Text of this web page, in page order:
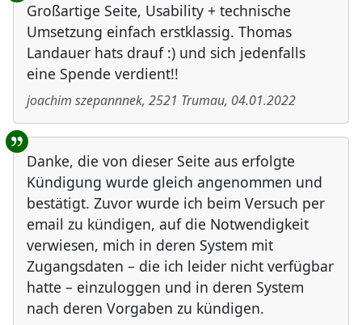
Großartige Seite, Usability + technische
Umsetzung einfach erstklassig. Thomas
Landauer hats drauf :) und sich jedenfalls
eine Spende verdient!!
joachim szepannnek, 2521 Trumau, 04.01.2022
Danke, die von dieser Seite aus erfolgte
Kündigung wurde gleich angenommen und
bestätigt. Zuvor wurde ich beim Versuch per
email zu kündigen, auf die Notwendigkeit
verwiesen, mich in deren System mit
Zugangsdaten – die ich leider nicht verfügbar
hatte – einzuloggen und in deren System
nach deren Vorgaben zu kündigen.